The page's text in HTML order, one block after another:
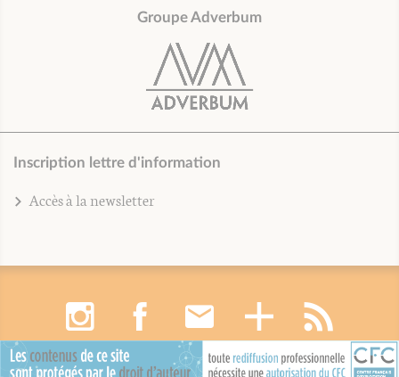
Groupe Adverbum
Inscription lettre d'information
Accès à la newsletter